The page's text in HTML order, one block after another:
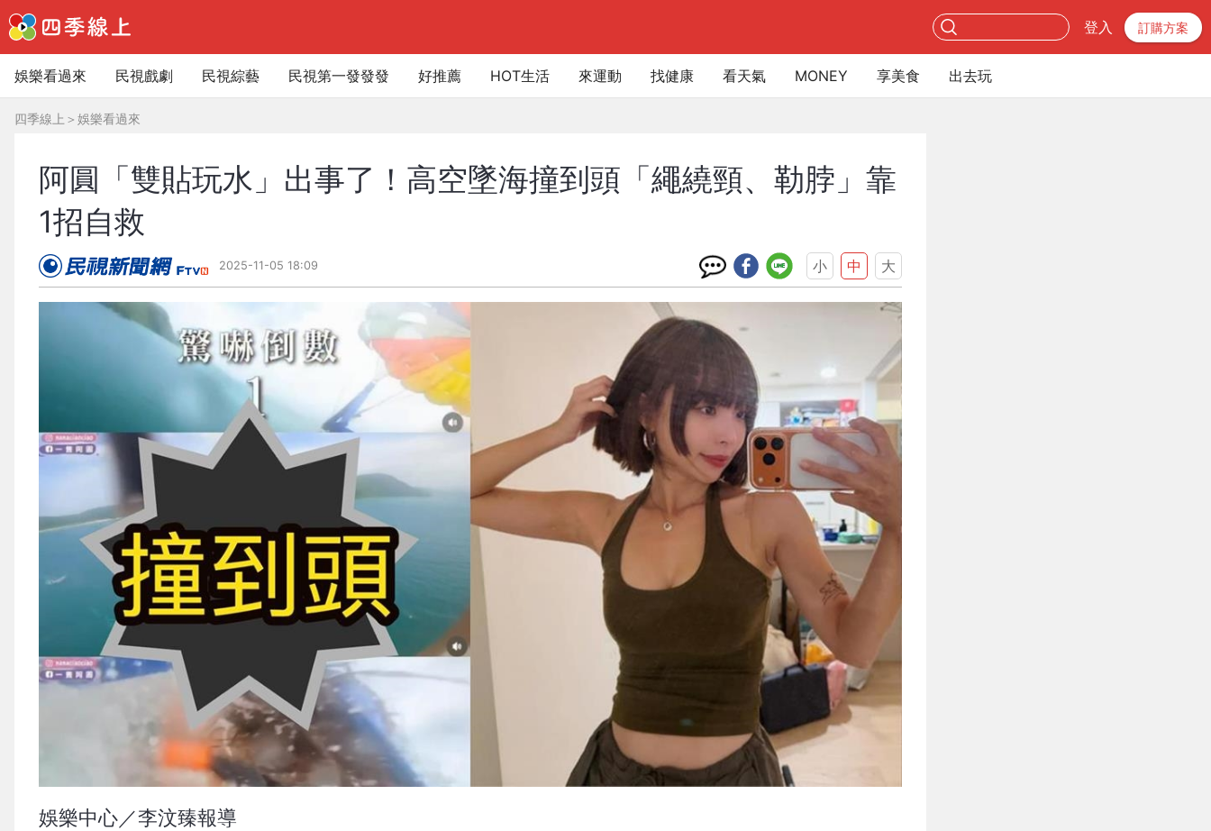
登入 訂購方案
娛樂看過來 民視戲劇 民視綜藝 民視第一發發發 好推薦 HOT生活 來運動 找健康 看天氣 MONEY 享美食 出去玩
四季線上 ＞ 娛樂看過來
阿圓「雙貼玩水」出事了！高空墜海撞到頭「繩繞頸、勒脖」靠
1招自救
2025-11-05 18:09 小 中 大
娛樂中心／李汶臻報導